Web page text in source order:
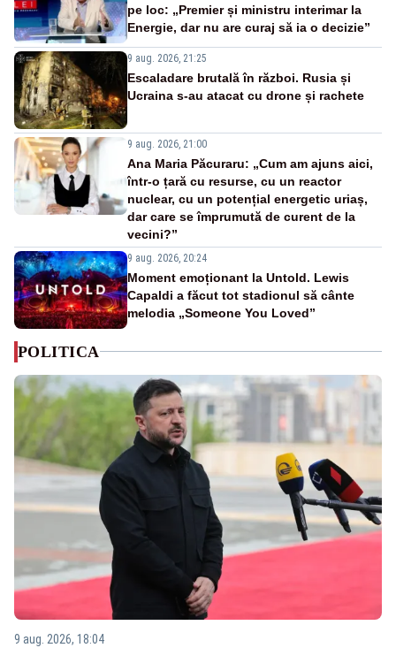
pe loc: „Premier și ministru interimar la
Energie, dar nu are curaj să ia o decizie”
9 aug. 2026, 21:25
Escaladare brutală în război. Rusia și
Ucraina s-au atacat cu drone și rachete
9 aug. 2026, 21:00
Ana Maria Păcuraru: „Cum am ajuns aici,
într-o țară cu resurse, cu un reactor
nuclear, cu un potențial energetic uriaș,
dar care se împrumută de curent de la
vecini?”
9 aug. 2026, 20:24
Moment emoționant la Untold. Lewis
Capaldi a făcut tot stadionul să cânte
melodia „Someone You Loved”
POLITICA
9 aug. 2026, 18:04